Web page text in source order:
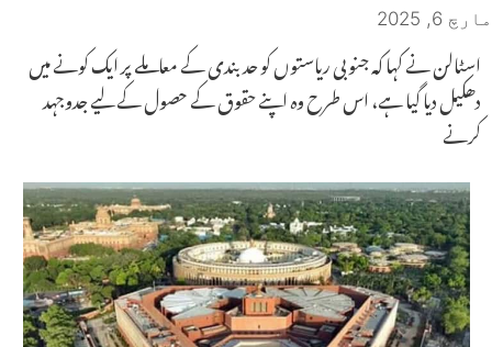
مارچ 6, 2025
اسٹالن نے کہا کہ جنوبی ریاستوں کو حد بندی کے معاملے پر ایک کونے میں
دھکیل دیا گیا ہے، اس طرح وہ اپنے حقوق کے حصول کے لیے جدوجہد
کرنے